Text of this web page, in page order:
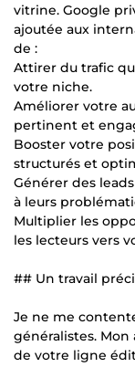
vitrine. Google
ajoutée aux
de :
Attirer du trafic
votre niche.
Améliorer votre
pertinent et
Booster votre
structurés et
Générer des
à leurs
Multiplier les
les lecteurs vers
## Un travail
Je ne me
généralistes.
de votre ligne